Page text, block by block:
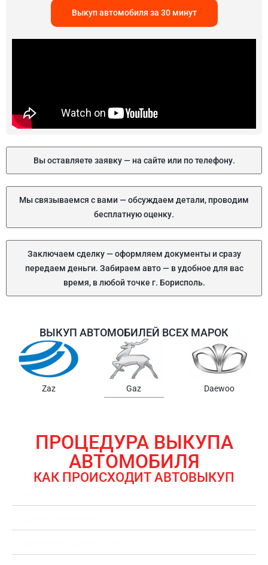
Выкуп автомобиля за 30 минут
Вы оставляете заявку — на сайте или по телефону.
Мы связываемся с вами — обсуждаем детали, проводим
бесплатную оценку.
Заключаем сделку — оформляем документы и сразу
передаем деньги. Забираем авто — в удобное для вас
время, в любой точке г. Борисполь.
ВЫКУП АВТОМОБИЛЕЙ ВСЕХ МАРОК
Samsung Chrysler Gmc
ПРОЦЕДУРА ВЫКУПА
АВТОМОБИЛЯ
КАК ПРОИСХОДИТ АВТОВЫКУП